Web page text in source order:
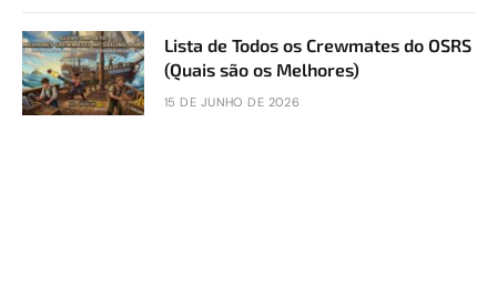
Lista de Todos os Crewmates do OSRS
(Quais são os Melhores)
15 DE JUNHO DE 2026